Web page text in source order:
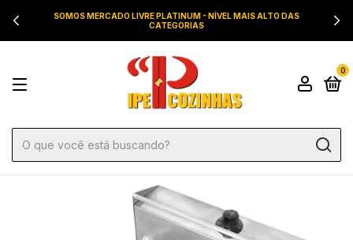
SOMOS MERCADO LIVRE PLATINUM - NÍVEL MAIS ALTO DAS
CATEGORIAS
0